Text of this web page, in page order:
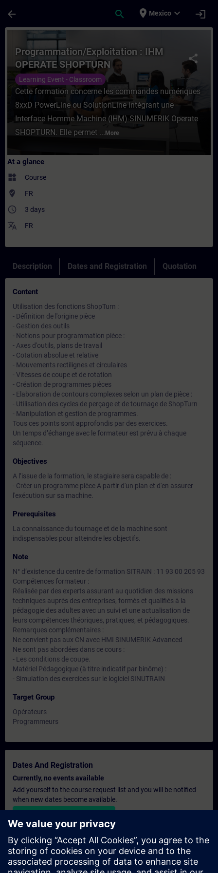
arrow_back search place Mexico expand_more login
Course - Programmation/Exploitation :
share
Programmation/Exploitation : IHM
OPERATE SHOPTURN
Learning Event - Classroom
Cette formation concerne les commandes numériques
8xxD PowerLine ou SolutionLine intégrant une
Interface Homme Machine (IHM) SINUMERIK Operate
SHOPTURN. Elle permet ... More
At a glance
widgets Course
where_to_vote FR
access_time 3 days
translate FR
Description Dates and Registration Quotation
Content
Utilisation des fonctions ShopTurn :
- Définition de l'origine pièce
- Gestion des outils
- Notions pour programmation pièce :
- Axes d'outils, plans de travail
- Cotation absolue et relative
- Mouvements rectilignes et circulaires
- Vitesses de coupe et de rotation
- Création de programmes pièces
- Elaboration de contours complexes selon un plan de pièce :
- Utilisation des cycles de perçage et de tournage de ShopTurn
- Manipulation et gestion de programmes.
Tous ces points sont approfondis par des exercices.
Un temps d’échange avec le formateur est prévu à chaque
séquence.
Objectives
A l’issue de la formation, le stagiaire sera capable de :
- Créer un programme pièce A partir d'un plan et d'en assurer
l'exécution sur sa machine.
Prerequisites
La connaissance du tournage et de la machine sont
indispensables pour atteindre les objectifs.
Note
N° d’existence du centre de formation SITRAIN : 11 93 00 205 93
Compétences formateur :
Réalisée par des experts assurant au quotidien des missions
techniques auprès des entreprises, formés et qualifiés à la
pédagogie des adultes avec un suivi et une actualisation de
leurs compétences théoriques, pratiques, et pédagogiques.
Remarques complémentaires :
Ne convient pas aux CN avec HMI SINUMERIK Advanced
Ne sont pas abordées dans ce cours :
- Les conditions de coupe.
Matériel Pédagogique (à titre indicatif par binôme) :
- Simulation des exercices sur le logiciel SINUTRAIN
Target Group
Opérateurs
Programmeurs
Dates And Registration
Currently, no events available
Add yourself to the course request list and you will be notified
when new dates become available.
Personalised Quotation
If you require a standard list price quotation for this training, for